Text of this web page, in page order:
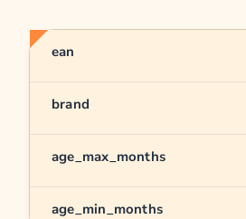
ean
brand
age_max_months
age_min_months